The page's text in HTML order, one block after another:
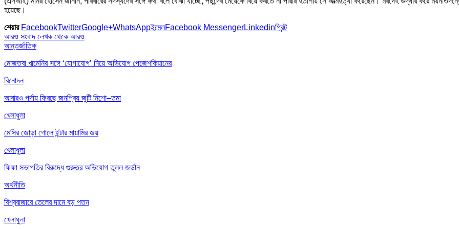
হয়েছে।
শেয়ার FacebookTwitterGoogle+WhatsAppইমেলFacebook MessengerLinkedinপ্রিন্ট
আরও সংবাদ লেখক থেকে আরও
আন্তর্জাতিক
মোজতবা খামেনির সঙ্গে ‘যোগাযোগ’ নিয়ে অভিযোগ পেজেশকিয়ানের
বিনোদন
আবারও পর্দায় ফিরছে জনপ্রিয় জুটি নিশো–তমা
খেলাধুলা
মেসির জোড়া গোলে ইন্টার মায়ামির জয়
খেলাধুলা
ফিফা সভাপতির বিরুদ্ধে গুরুতর অভিযোগ তুলল জর্ডান
অর্থনীতি
বিশ্ববাজারে তেলের দামে বড় পতন
খেলাধুলা